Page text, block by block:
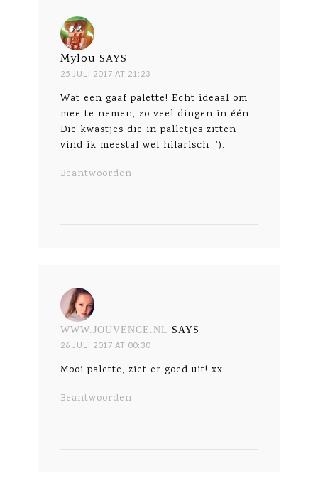
Mylou SAYS
25 JULI 2017 AT 21:23
Wat een gaaf palette! Echt ideaal om
mee te nemen, zo veel dingen in één.
Die kwastjes die in palletjes zitten
vind ik meestal wel hilarisch :’).
Beantwoorden
WWW.JOUVENCE.NL SAYS
26 JULI 2017 AT 00:30
Mooi palette, ziet er goed uit! xx
Beantwoorden